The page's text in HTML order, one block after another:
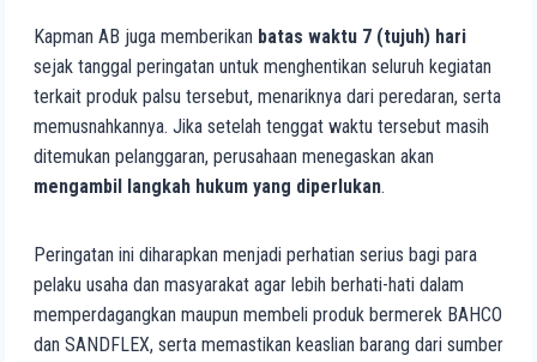
Kapman AB juga memberikan batas waktu 7 (tujuh) hari
sejak tanggal peringatan untuk menghentikan seluruh kegiatan
terkait produk palsu tersebut, menariknya dari peredaran, serta
memusnahkannya. Jika setelah tenggat waktu tersebut masih
ditemukan pelanggaran, perusahaan menegaskan akan
mengambil langkah hukum yang diperlukan.
Peringatan ini diharapkan menjadi perhatian serius bagi para
pelaku usaha dan masyarakat agar lebih berhati-hati dalam
memperdagangkan maupun membeli produk bermerek BAHCO
dan SANDFLEX, serta memastikan keaslian barang dari sumber